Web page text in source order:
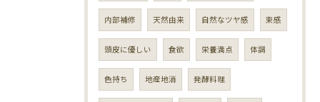
内部補修 天然由来 自然なツヤ感 束感
頭皮に優しい 食欲 栄養満点 体調
色持ち 地産地消 発酵料理